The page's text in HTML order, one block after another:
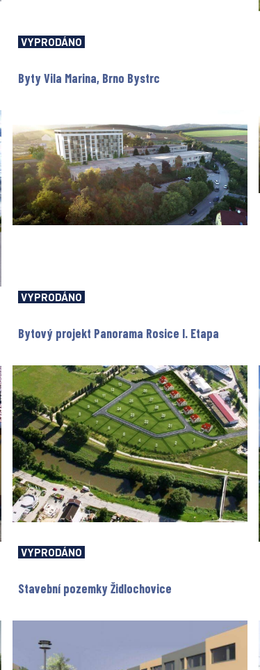
VYPRODÁNO
Byty Vila Marina, Brno Bystrc
VYPRODÁNO
Bytový projekt Panorama Rosice I. Etapa
VYPRODÁNO
Stavební pozemky Židlochovice